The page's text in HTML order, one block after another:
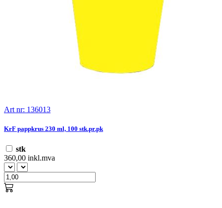
Art nr: 136013
KrF pappkrus 230 ml, 100 stk.pr.pk
stk
360,00 inkl.mva